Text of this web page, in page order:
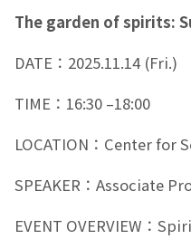
The garden of spirits:
DATE：2025.11.14 (Fri.)
TIME：16:30 –18:00
LOCATION：Center for
SPEAKER：Associate
EVENT OVERVIEW：